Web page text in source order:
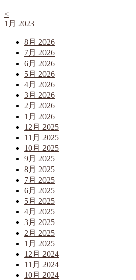
<
1月 2023
8月 2026
7月 2026
6月 2026
5月 2026
4月 2026
3月 2026
2月 2026
1月 2026
12月 2025
11月 2025
10月 2025
9月 2025
8月 2025
7月 2025
6月 2025
5月 2025
4月 2025
3月 2025
2月 2025
1月 2025
12月 2024
11月 2024
10月 2024